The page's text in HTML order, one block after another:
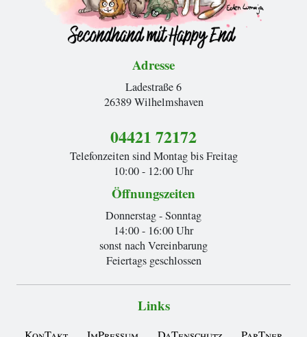
Adresse
Ladestraße 6
26389 Wilhelmshaven
04421 72172
Telefonzeiten sind Montag bis Freitag
10:00 - 12:00 Uhr
Öffnungszeiten
Donnerstag - Sonntag
14:00 - 16:00 Uhr
sonst nach Vereinbarung
Feiertags geschlossen
Links